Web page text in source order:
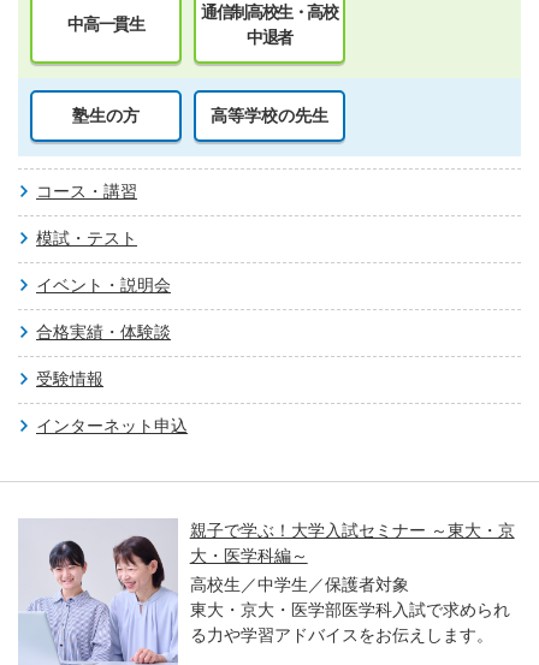
中高一貫生
通信制高校生・高校
中退者
塾生の方 高等学校の先生
コース・講習
模試・テスト
イベント・説明会
合格実績・体験談
受験情報
インターネット申込
親子で学ぶ！大学入試セミナー ～東大・京
大・医学科編～
高校生／中学生／保護者対象
東大・京大・医学部医学科入試で求められ
る力や学習アドバイスをお伝えします。